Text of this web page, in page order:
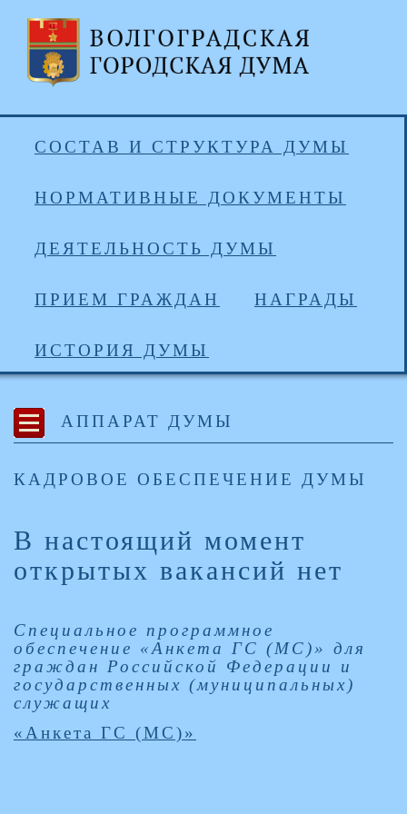
СОСТАВ И СТРУКТУРА ДУМЫ
НОРМАТИВНЫЕ ДОКУМЕНТЫ
ДЕЯТЕЛЬНОСТЬ ДУМЫ
ПРИЕМ ГРАЖДАН НАГРАДЫ
ИСТОРИЯ ДУМЫ
АППАРАТ ДУМЫ
КАДРОВОЕ ОБЕСПЕЧЕНИЕ ДУМЫ
В настоящий момент
открытых вакансий нет
Специальное программное
обеспечение «Анкета ГС (МС)» для
граждан Российской Федерации и
государственных (муниципальных)
служащих
«Анкета ГС (МС)»